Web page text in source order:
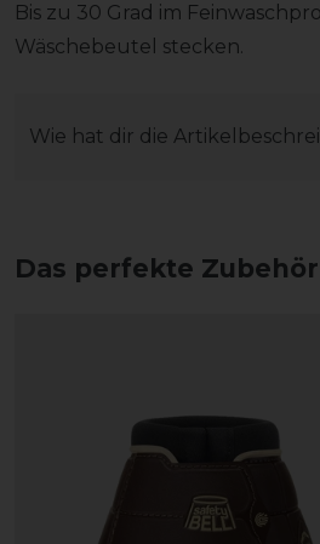
Bis zu 30 Grad im
Wäschebeutel stecken.
Wie hat dir die
Das perfekte